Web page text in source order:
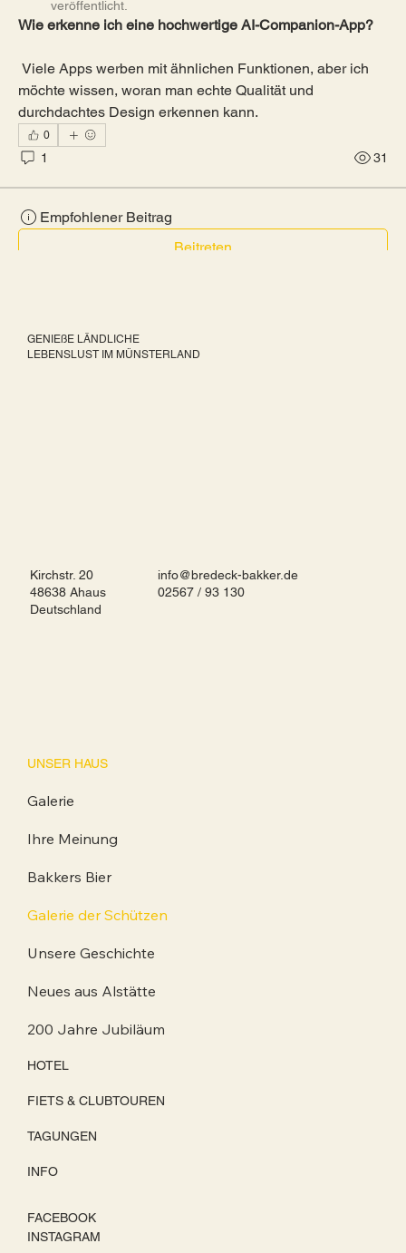
veröffentlicht.
Wie erkenne ich eine hochwertige AI-Companion-App?
möchte wissen, woran man echte Qualität und
durchdachtes Design erkennen kann.
0
1 31
Empfohlener Beitrag
Beitreten
0
GENIEßE LÄNDLICHE
LEBENSLUST IM MÜNSTERLAND
UNSER HAUS
Galerie
Ihre Meinung
Bakkers Bier
Galerie der Schützen
Unsere Geschichte
Neues aus Alstätte
200 Jahre Jubiläum
HOTEL
FIETS & CLUBTOUREN
TAGUNGEN
INFO
FACEBOOK
INSTAGRAM
Kirchstr. 20
48638 Ahaus
Deutschland
info@bredeck-bakker.de
02567 / 93 130